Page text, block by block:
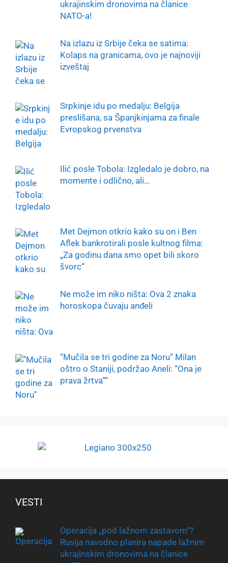
ukrajinskim dronovima na članice
NATO-a!
Na izlazu iz Srbije čeka se satima:
Kolaps na granicama, ovo je najnoviji
izveštaj
Srpkinje idu po medalju: Belgija
preslišana, sa Španjkinjama za finale
Evropskog prvenstva
Ilić posle Tobola: Izgledalo je dobro, na
momente i odlično, ali…
Met Dejmon otkrio kako su on i Ben
Aflek bankrotirali posle kultnog filma:
„Za godinu dana smo opet bili skoro
švorc“
Ne može im niko ništa: Ova 2 znaka
horoskopa čuvaju anđeli
“Mučila se tri godine za Noru“ Milan
oštro o Staniji, podržao Aneli: “Ona je
prava žrtva““
VESTI
Operacija „pod lažnom zastavom“?
Rusija navodno planira napade lažnim
ukrajinskim dronovima na članice